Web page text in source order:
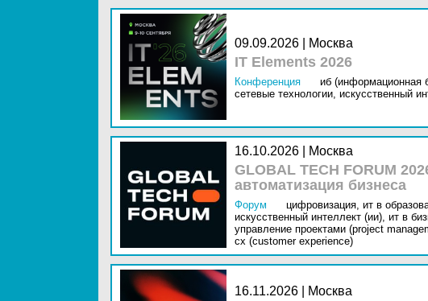
09.09.2026 | Москва
IT Elements 2026
Конференция иб (информационная
сетевые технологии, искусственный
16.10.2026 | Москва
GLOBAL TECH FORUM
автоматизация бизнеса
Форум цифровизация, ит в
искусственный интеллект (ии), ит в
управление проектами (project
cx (customer experience)
16.11.2026 | Москва